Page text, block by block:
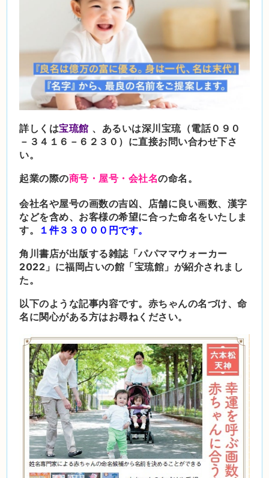
詳しくは宝琉館 、あるいは深川宝琉（電話０９０
－３４１６－６２３０）に直接お問い合わせ下さ
い。
起業の際の商号・屋号・会社名の命名。
会社名や屋号の画数の吉凶、店舗に良い画数、漢字
などを含め、お客様の希望に合った命名をいたしま
す。
１件３３０００円です。
角川書店が出版する雑誌「パパママウォーカー
2022」に福岡占いの館「宝琉館」が紹介されまし
た。
以下のような記事内容です。赤ちゃんの名づけ、命
名に関心がある方はお尋ねください。